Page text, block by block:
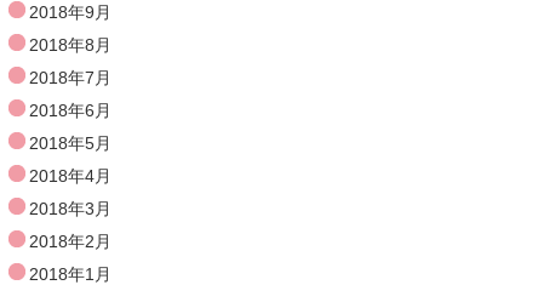
2018年9月
2018年8月
2018年7月
2018年6月
2018年5月
2018年4月
2018年3月
2018年2月
2018年1月